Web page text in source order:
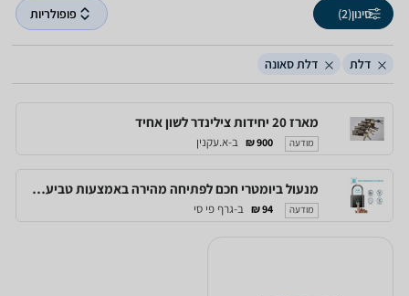
סינון(2) פופולריות
דלת דלת סאונה
מארז 20 יחידות צילינדר לשון אחיד
מודעה 900 ₪ ב-א.עקנין
מנעול ביומטרי חכם לפתיחה מהירה באמצעות טביעת אצבע, לשימוש של עד 10 משתמשים
מודעה 94 ₪ ב-גרף פי סי